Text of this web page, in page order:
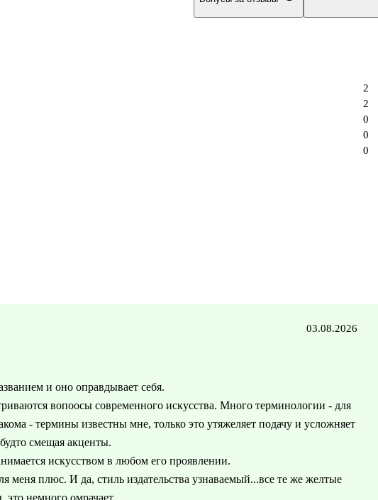
0
0
0
2
2
03.08.2026
и оно оправдывает себя.
вопоосы современного искусства. Много терминологии - для
- термины известны мне, только это утяжеляет подачу и усложняет
смещая акценты.
искусством в любом его проявлении.
меня плюс. И да, стиль издательства узнаваемый...все те же желтые
немного омрачает.